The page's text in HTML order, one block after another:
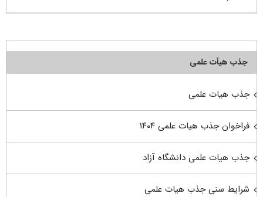
جذب هیأت علمی
جذب هیات علمی
فراخوان جذب هیات علمی ۱۴۰۴
جذب هیات علمی دانشگاه آزاد
شرایط سنی جذب هیات علمی